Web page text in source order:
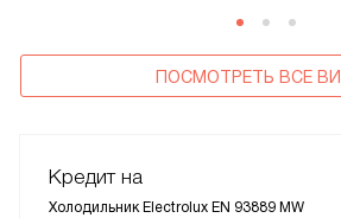
ПОСМОТРЕТЬ ВСЕ
Кредит на
Холодильник Electrolux EN 93889 MW